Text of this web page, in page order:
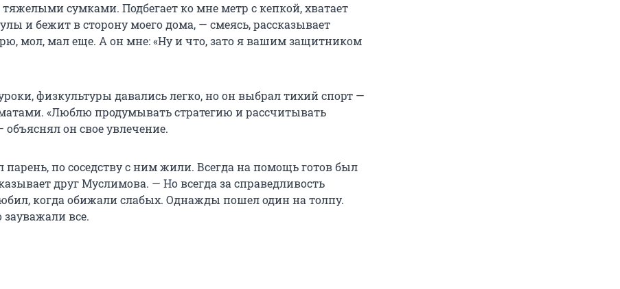
сумками. Подбегает ко мне метр с кепкой, хватает
и бежит в сторону моего дома, — смеясь, рассказывает
мол, мал еще. А он мне: «Ну и что, зато я вашим защитником
физкультуры давались легко, но он выбрал тихий спорт —
«Люблю продумывать стратегию и рассчитывать
он свое увлечение.
по соседству с ним жили. Всегда на помощь готов был
друг Муслимова. — Но всегда за справедливость
когда обижали слабых. Однажды пошел один на толпу.
зауважали все.